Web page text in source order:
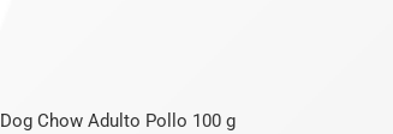
Dog Chow Adulto Pollo 100 g